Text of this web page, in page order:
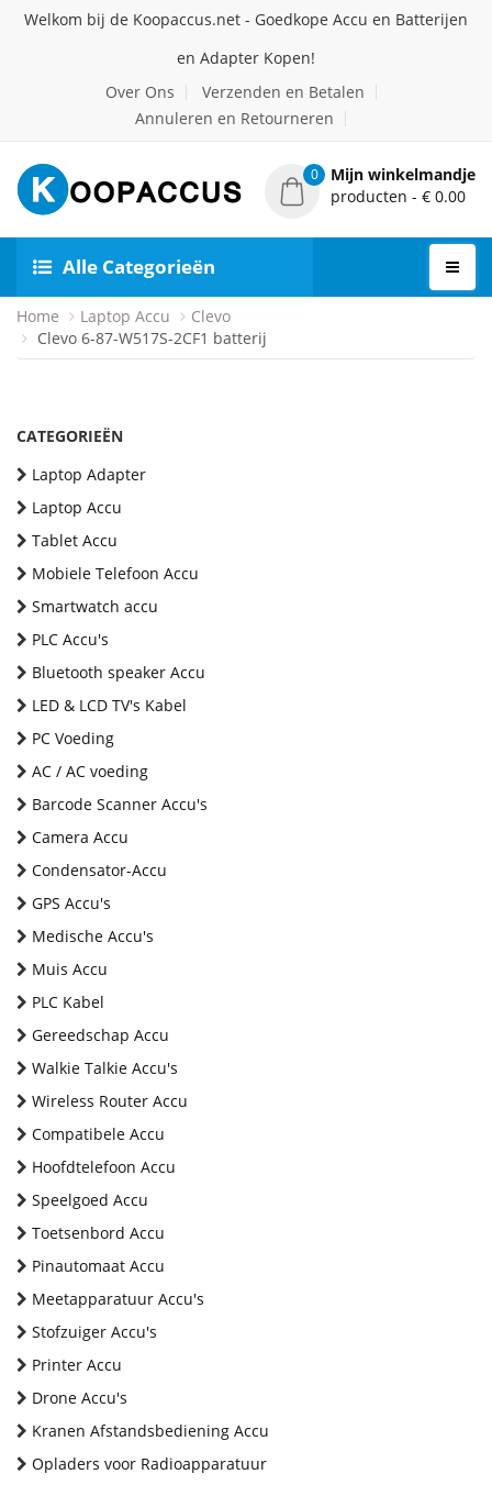
Welkom bij de Koopaccus.net - Goedkope Accu en Batterijen
en Adapter Kopen!
Over Ons
Verzenden en Betalen
Annuleren en Retourneren
0
Mijn winkelmandje
producten - € 0.00
Alle Categorieën
Home Laptop Accu
Clevo
Clevo 6-87-W517S-2CF1 batterij
CATEGORIEËN
Laptop Adapter
Laptop Accu
Tablet Accu
Mobiele Telefoon Accu
Smartwatch accu
PLC Accu's
Bluetooth speaker Accu
LED & LCD TV's Kabel
PC Voeding
AC / AC voeding
Barcode Scanner Accu's
Camera Accu
Condensator-Accu
GPS Accu's
Medische Accu's
Muis Accu
PLC Kabel
Gereedschap Accu
Walkie Talkie Accu's
Wireless Router Accu
Compatibele Accu
Hoofdtelefoon Accu
Speelgoed Accu
Toetsenbord Accu
Pinautomaat Accu
Meetapparatuur Accu's
Stofzuiger Accu's
Printer Accu
Drone Accu's
Kranen Afstandsbediening Accu
Opladers voor Radioapparatuur